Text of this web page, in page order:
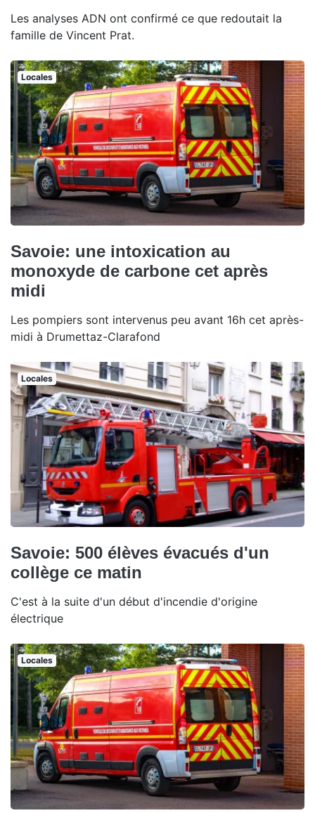
Les analyses ADN ont confirmé ce que redoutait la
famille de Vincent Prat.
Locales
Savoie: une intoxication au
monoxyde de carbone cet après
midi
Les pompiers sont intervenus peu avant 16h cet après-
midi à Drumettaz-Clarafond
Locales
Savoie: 500 élèves évacués d'un
collège ce matin
C'est à la suite d'un début d'incendie d'origine
électrique
Locales